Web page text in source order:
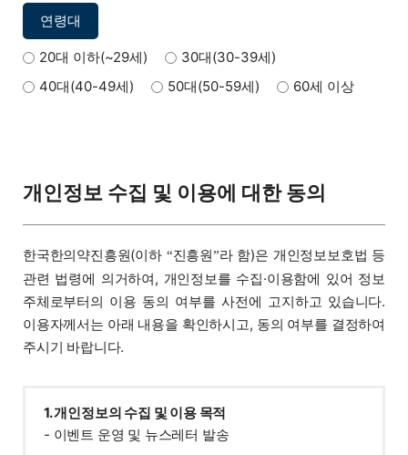
연령대
20대 이하(~29세)
30대(30-39세)
40대(40-49세)
50대(50-59세) 60세 이상
개인정보 수집 및 이용에 대한 동의
한국한의약진흥원(이하 “진흥원”라 함)은 개인정보보호법 등
관련 법령에 의거하여, 개인정보를 수집·이용함에 있어 정보
주체로부터의 이용 동의 여부를 사전에 고지하고 있습니다.
이용자께서는 아래 내용을 확인하시고, 동의 여부를 결정하여
주시기 바랍니다.
1. 개인정보의 수집 및 이용 목적
- 이벤트 운영 및 뉴스레터 발송